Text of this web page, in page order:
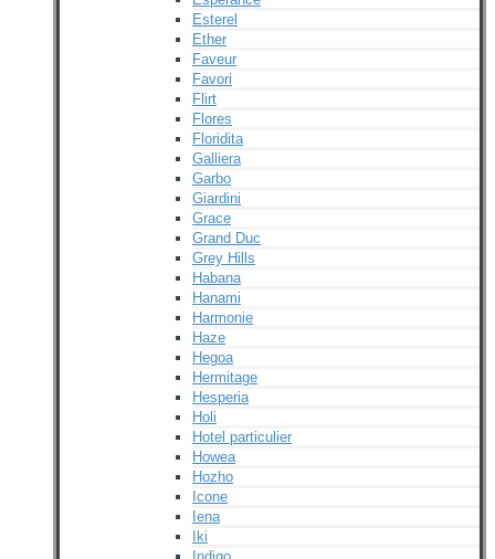
Esterel
Ether
Faveur
Favori
Flirt
Flores
Floridita
Galliera
Garbo
Giardini
Grace
Grand Duc
Grey Hills
Habana
Hanami
Harmonie
Haze
Hegoa
Hermitage
Hesperia
Holi
Hotel particulier
Howea
Hozho
Icone
Iena
Iki